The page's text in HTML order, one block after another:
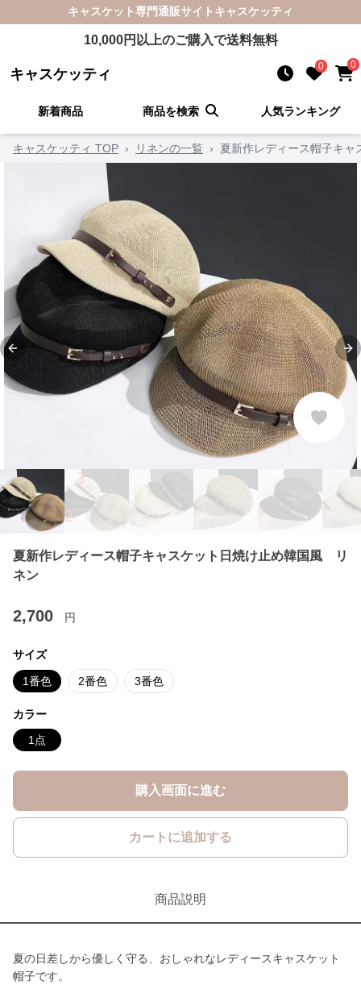
キャスケット専門通販サイト キャスケッティ
10,000円以上のご購入で送料無料
キャスケッティ 0 0
新着商品 商品を検索 人気ランキング
キャスケッティ TOP › リネンの一覧 › 夏新作レディース帽子キ
Previous slide
夏新作レディース帽子キャスケット日焼け止め韓国風 リ
ネン
2,700 円
サイズ
1番色 2番色 3番色
カラー
1点
購入画面に進む
カートに追加する
商品説明
夏の日差しから優しく守る、おしゃれなレディースキャスケット
帽子です。